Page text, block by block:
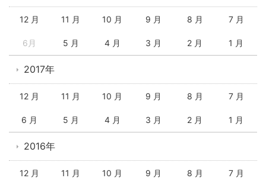
12 月 11 月 10 月 9 月 8 月 7 月
6月 5 月 4 月 3 月 2 月 1 月
2017年
12 月 11 月 10 月 9 月 8 月 7 月
6 月 5 月 4 月 3 月 2 月 1 月
2016年
12 月 11 月 10 月 9 月 8 月 7 月